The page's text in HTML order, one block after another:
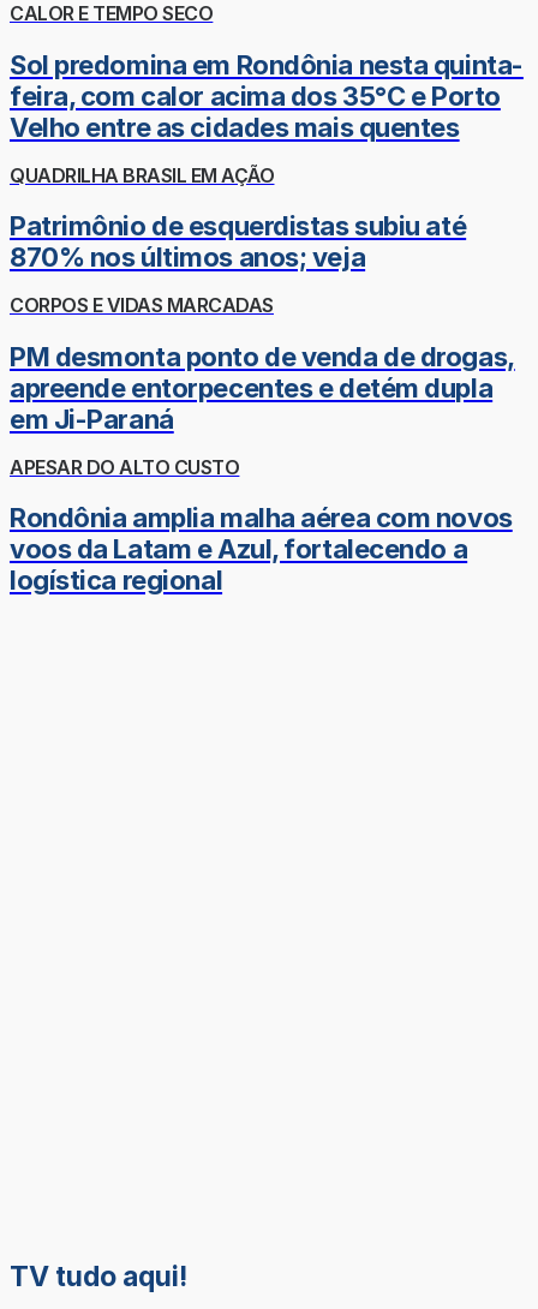
CALOR E TEMPO SECO
Sol predomina em Rondônia nesta quinta-
feira, com calor acima dos 35°C e Porto
Velho entre as cidades mais quentes
QUADRILHA BRASIL EM AÇÃO
Patrimônio de esquerdistas subiu até
870% nos últimos anos; veja
CORPOS E VIDAS MARCADAS
PM desmonta ponto de venda de drogas,
apreende entorpecentes e detém dupla
em Ji-Paraná
APESAR DO ALTO CUSTO
Rondônia amplia malha aérea com novos
voos da Latam e Azul, fortalecendo a
logística regional
TV tudo aqui!